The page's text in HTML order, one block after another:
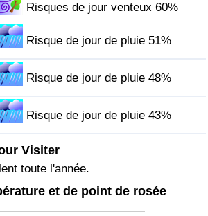
Risques de jour venteux 60%
Risque de jour de pluie 51%
Risque de jour de pluie 48%
Risque de jour de pluie 43%
Visiter
toute l'année.
et de point de rosée